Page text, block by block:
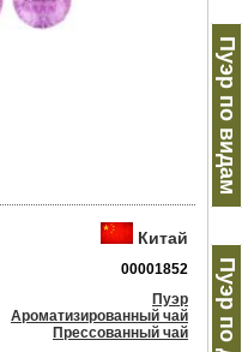
Китай
00001852
Пуэр
Ароматизированный чай
Прессованный чай
Пуэр по видам